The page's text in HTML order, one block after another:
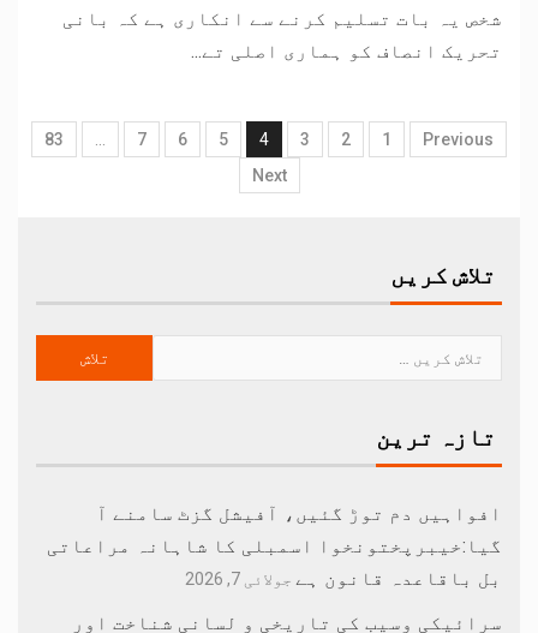
شخص یہ بات تسلیم کرنے سے انکاری ہے کہ بانی
تحریک انصاف کو ہماری اصلی تے...
Previous
1
2
3
4
5
6
7
…
83
Next
تلاش کریں
تازہ ترین
افواہیں دم توڑ گئیں، آفیشل گزٹ سامنے آ
گیا:خیبرپختونخوا اسمبلی کا شاہانہ مراعاتی
بل باقاعدہ قانون ہے جولائی 7, 2026
سرائیکی وسیب کی تاریخی و لسانی شناخت اور